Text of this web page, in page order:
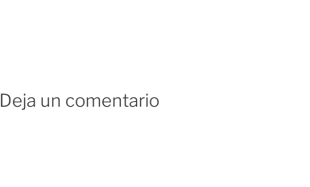
Deja un comentario